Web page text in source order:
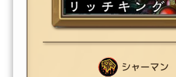
シャーマン